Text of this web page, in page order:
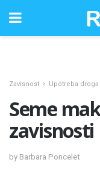
Zavisnost Upotreba droga
Seme
zavisnosti
by Barbara Poncelet